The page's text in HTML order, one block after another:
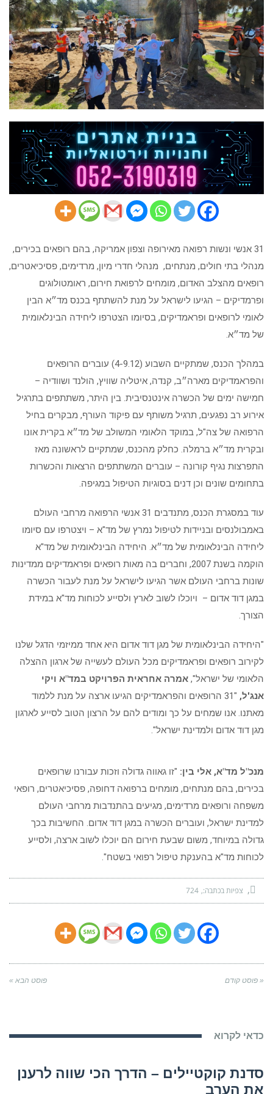
31 אנשי ונשות רפואה מאירופה וצפון אמריקה, בהם רופאים בכירים,
מנהלי בתי חולים, מנתחים, מנהלי חדרי מיון, מרדימים, פסיכיאטרים,
רופאים מהצלב האדום, מומחים לרפואת חירום, ראומטולוגים
ופרמדיקים – הגיעו לישראל על מנת להשתתף בכנס מד״א הבין
לאומי לרופאים ופראמדיקים, בסיומו הצטרפו ליחידה הבינלאומית
של מד״א.
במהלך הכנס, שמתקיים השבוע (4-9.12) עוברים הרופאים
והפראמדיקים מארה״ב, קנדה, איטליה שוויץ, הולנד ושוודיה –
חמישה ימים של הכשרה אינטנסיבית. בין היתר, משתתפים בתרגיל
אירוע רב נפגעים, תרגיל משותף עם פיקוד העורף, מבקרים בחיל
הרפואה של צה"ל, במוקד הלאומי המשולב של מד״א בקרית אונו
ובקרית מד״א ברמלה. כחלק מהכנס, שמתקיים לראשונה מאז
התפרצות נגיף קורונה – עוברים המשתתפים הרצאות והכשרות
בתחומים שונים וכן דנים בסוגיות הטיפול במגיפה.
עוד במסגרת הכנס, מתנדבים 31 אנשי הרפואה מרחבי העולם
באמבולנסים ובניידות לטיפול נמרץ של מד"א – ויצטרפו עם סיומו
ליחידה הבינלאומית של מד״א. היחידה הבינלאומית של מד"א
הוקמה בשנת 2007, וחברים בה מאות רופאים ופראמדיקים ממדינות
שונות ברחבי העולם אשר הגיעו לישראל על מנת לעבור הכשרה
במגן דוד אדום – ויוכלו לשוב לארץ ולסייע לכוחות מד"א במידת
הצורך.
"היחידה הבינלאומית של מגן דוד אדום היא אחד ממיזמי הדגל שלנו
לקירוב רופאים ופראמדיקים מכל העולם לעשייה של ארגון ההצלה
הלאומי של ישראל", אמרה אחראית הפרויקט במד"א ויקי
אנג'ל,
"31 הרופאים והפראמדיקים הגיעו ארצה על מנת ללמוד
מאתנו. אנו שמחים על כך ומודים להם על הרצון הטוב לסייע לארגון
מגן דוד אדום ולמדינת ישראל".
מנכ"ל מד"א, אלי בין: "זו גאווה גדולה וזכות עבורנו שרופאים
בכירים, בהם מנתחים, מומחים ברפואה דחופה, פסיכיאטרים, רופאי
משפחה ורופאים מרדימים, מגיעים בהתנדבות מרחבי העולם
למדינת ישראל, ועוברים הכשרה במגן דוד אדום. החשיבות בכך
גדולה במיוחד, משום שבעת חירום הם יוכלו לשוב ארצה, ולסייע
לכוחות מד"א בהענקת טיפול רפואי בשטח".
צפיות בכתבה: 724
« פוסט קודם פוסט הבא »
כדאי לקרוא
סדנת קוקטיילים – הדרך הכי שווה לרענן
את הערב